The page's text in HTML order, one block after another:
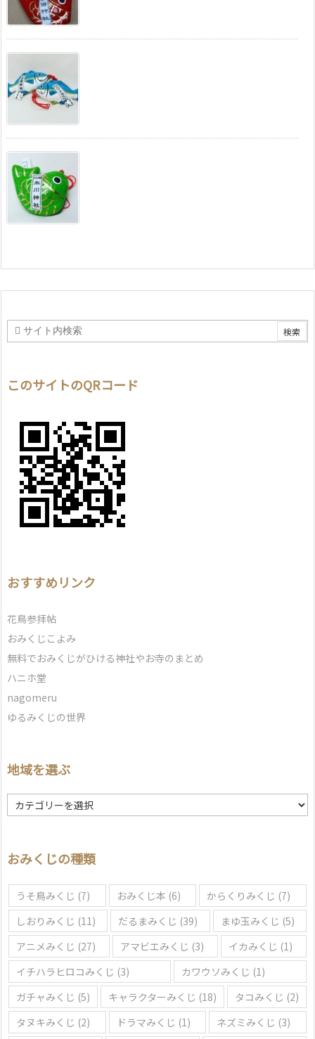
このサイトのQRコード
おすすめリンク
花鳥参拝帖
おみくじこよみ
無料でおみくじがひける神社やお寺のまとめ
ハニホ堂
nagomeru
ゆるみくじの世界
地域を選ぶ
地
域
ぶ
おみくじの種類
うそ鳥みくじ (7) おみくじ本 (6) からくりみくじ (7)
しおりみくじ (11) だるまみくじ (39) まゆ玉みくじ (5)
アニメみくじ (27) アマビエみくじ (3) イカみくじ (1)
イチハラヒロコみくじ (3) カワウソみくじ (1)
ガチャみくじ (5) キャラクターみくじ (18) タコみくじ (2)
タヌキみくじ (2) ドラマみくじ (1) ネズミみくじ (3)